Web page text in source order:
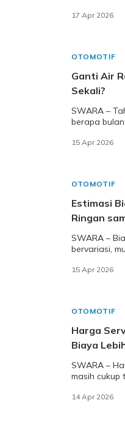
17 Apr 2026
OTOMOTIF
Ganti Air
Sekali?
SWARA –
berapa
15 Apr 2026
OTOMOTIF
Estimasi
Ringan
SWARA –
bervariasi,
15 Apr 2026
OTOMOTIF
Harga
Biaya
SWARA –
masih cukup
14 Apr 2026